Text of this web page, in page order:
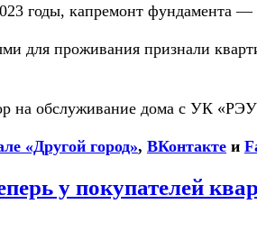
годы, капремонт фундамента —
для проживания признали
на обслуживание дома с УК
«Другой город», ВКонтакте и
у покупателей